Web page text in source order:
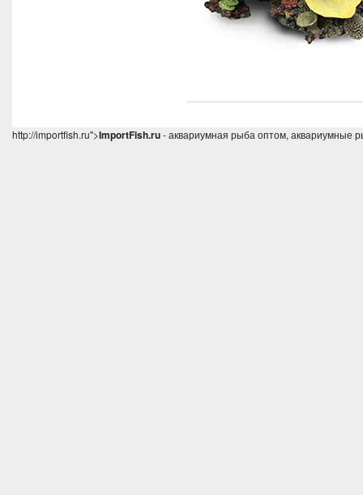
http://importfish.ru">ImportFish.ru- аквариумная рыба оптом, аквариумные